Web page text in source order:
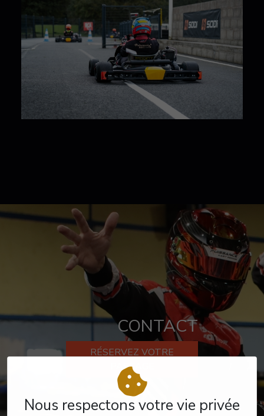
Nous respectons votre vie privée
CONTACT
RÉSERVEZ VOTRE
PASSAGE